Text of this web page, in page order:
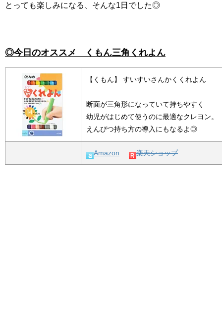
とっても楽しみになる、そんな1日でした◎
◎今日のオススメ くもん三角くれよん
【くもん】 すいすいさんかくくれよん
断面が三角形になっていて持ちやすく
幼児がはじめて使うのに最適なクレヨン。
えんぴつ持ち方の導入にもなるよ◎
Amazon 楽天ショップ